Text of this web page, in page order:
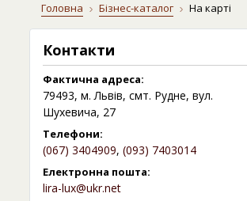
Головна Бізнес-каталог На карті
Контакти
Фактична адреса:
79493, м. Львів, смт. Рудне, вул.
Шухевича, 27
Телефони:
(067) 3404909, (093) 7403014
Електронна пошта:
lira-lux@ukr.net